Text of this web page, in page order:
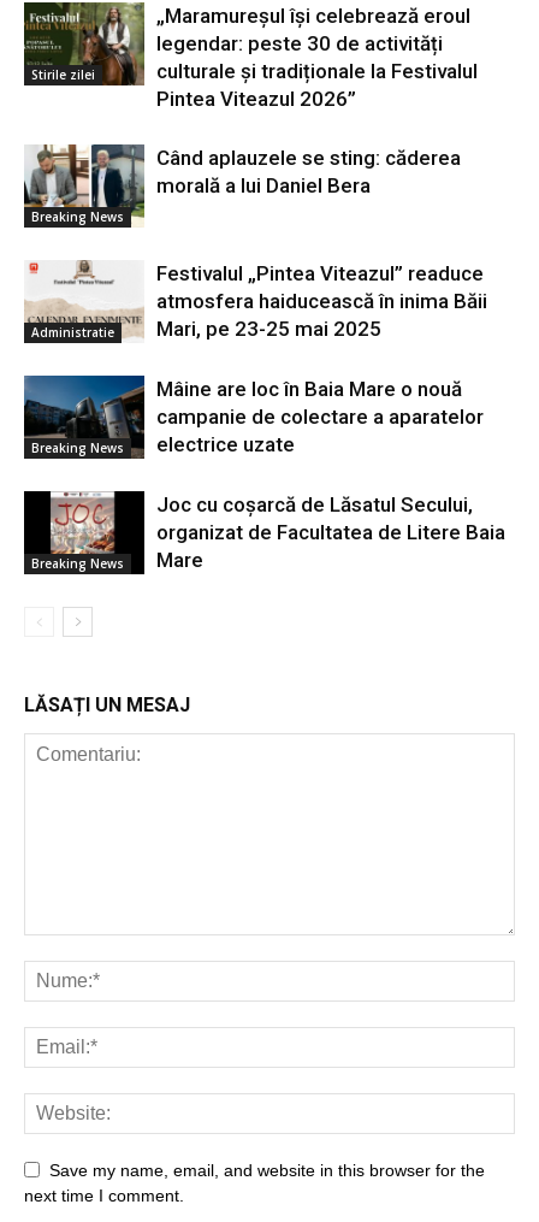
Stirile zilei
„Maramureșul își celebrează eroul
legendar: peste 30 de activități
culturale și tradiționale la Festivalul
Pintea Viteazul 2026”
Breaking News
Când aplauzele se sting: căderea
morală a lui Daniel Bera
Administratie
Festivalul „Pintea Viteazul” readuce
atmosfera haiducească în inima Băii
Mari, pe 23-25 mai 2025
Breaking News
Mâine are loc în Baia Mare o nouă
campanie de colectare a aparatelor
electrice uzate
Breaking News
Joc cu coșarcă de Lăsatul Secului,
organizat de Facultatea de Litere Baia
Mare
LĂSAȚI UN MESAJ
Save my name, email, and website in this browser for the
next time I comment.